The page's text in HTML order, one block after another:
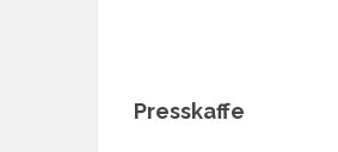
Presskaffe